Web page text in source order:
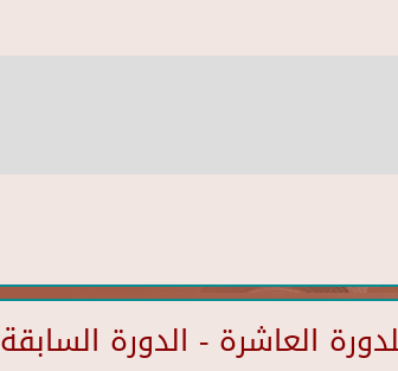
العاشرة - الدورة السابقة